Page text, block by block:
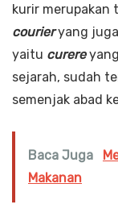
kurir merupakan
courieryang juga
yaitu curere
sejarah, sudah
semenjak abad
Baca Juga
Makanan